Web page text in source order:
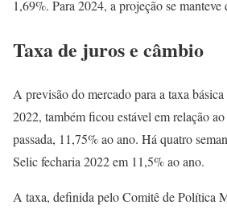
1,69%. Para 2024, a projeção se manteve
Taxa de juros e câmbio
A previsão do mercado para a taxa
2022, também ficou estável em relação
passada, 11,75% ao ano. Há quatro
Selic fecharia 2022 em 11,5% ao ano.
A taxa, definida pelo Comitê de Política